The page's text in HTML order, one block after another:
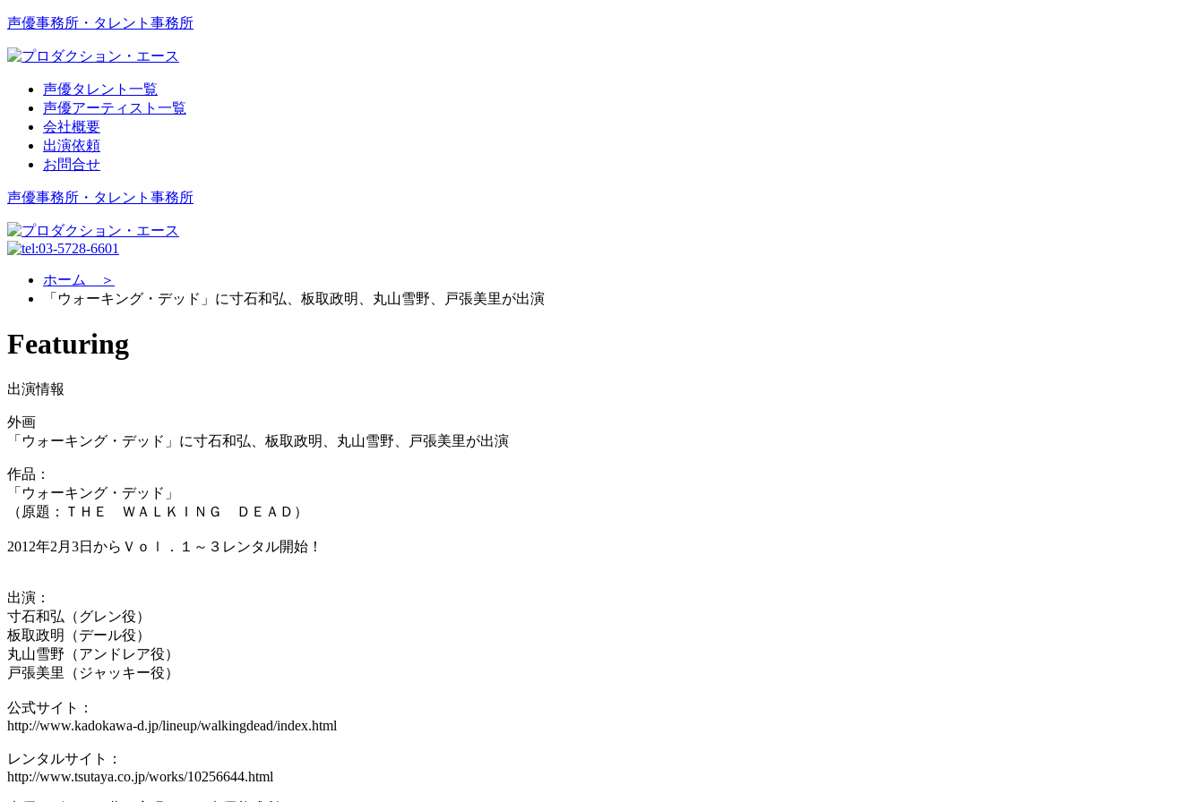
声優事務所・タレント事務所
声優タレント一覧
声優アーティスト一覧
会社概要
出演依頼
お問合せ
声優事務所・タレント事務所
ホーム ＞
「ウォーキング・デッド」に寸石和弘、板取政明、丸山雪野、戸張美里が出演
Featuring
出演情報
外画
「ウォーキング・デッド」に寸石和弘、板取政明、丸山雪野、戸張美里が出演
作品：
「ウォーキング・デッド」
（原題：ＴＨＥ ＷＡＬＫＩＮＧ ＤＥＡＤ）
2012年2月3日からＶｏｌ．１～３レンタル開始！
出演：
寸石和弘（グレン役）
板取政明（デール役）
丸山雪野（アンドレア役）
戸張美里（ジャッキー役）
公式サイト：
http://www.kadokawa-d.jp/lineup/walkingdead/index.html
レンタルサイト：
http://www.tsutaya.co.jp/works/10256644.html